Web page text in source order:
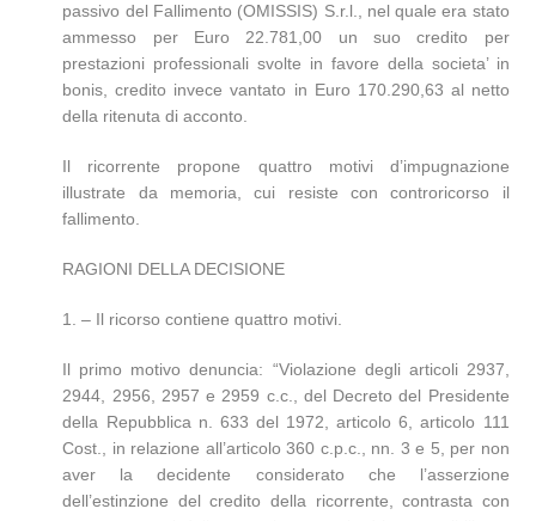
passivo del Fallimento (OMISSIS) S.r.l., nel quale era stato
ammesso per Euro 22.781,00 un suo credito per
prestazioni professionali svolte in favore della societa’ in
bonis, credito invece vantato in Euro 170.290,63 al netto
della ritenuta di acconto.
Il ricorrente propone quattro motivi d’impugnazione
illustrate da memoria, cui resiste con controricorso il
fallimento.
RAGIONI DELLA DECISIONE
1. – Il ricorso contiene quattro motivi.
Il primo motivo denuncia: “Violazione degli articoli 2937,
2944, 2956, 2957 e 2959 c.c., del Decreto del Presidente
della Repubblica n. 633 del 1972, articolo 6, articolo 111
Cost., in relazione all’articolo 360 c.p.c., nn. 3 e 5, per non
aver la decidente considerato che l’asserzione
dell’estinzione del credito della ricorrente, contrasta con